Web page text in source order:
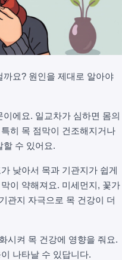
요? 원인을 제대로 알아야
에요. 일교차가 심하면 몸의
히 목 점막이 건조해지거나
할 수 있어요.
낮아서 목과 기관지가 쉽게
이 약해져요. 미세먼지, 꽃가
관지 자극으로 목 건강이 더
시켜 목 건강에 영향을 줘요.
나타날 수 있답니다.